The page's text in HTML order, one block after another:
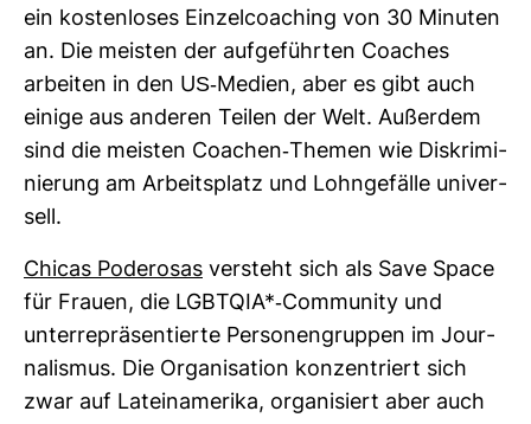
ein kos­ten­loses Ein­zel­coa­ching von 30 Minuten
an. Die meisten der auf­ge­führten Coa­ches
arbeiten in den US-​Medien, aber es gibt auch
einige aus anderen Teilen der Welt. Außerdem
sind die meisten Coa­chen-​Themen wie Dis­kri­mi­
nie­rung am Arbeits­platz und Lohn­ge­fälle uni­ver­
sell.
Chicas Pode­rosas ver­steht sich als Save Space
für Frauen, die LGBTQIA*-​Com­mu­nity und
unter­re­prä­sen­tierte Per­so­nen­gruppen im Jour­
na­lismus. Die Orga­ni­sa­tion kon­zen­triert sich
zwar auf Latein­ame­rika, orga­ni­siert aber auch